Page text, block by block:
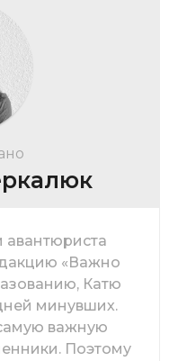
авантюриста
«Важно
Катю
минувших.
важную
Поэтому